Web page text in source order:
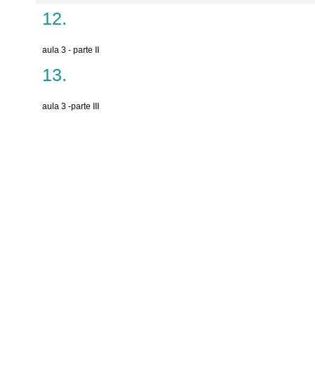
aula 3 - parte II
aula 3 -parte III